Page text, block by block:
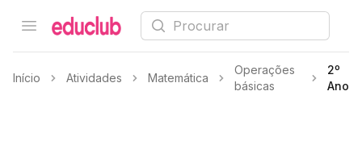
Open menu
Educlub Procurar
Início Atividades Matemática
Operações
básicas
2º
Ano